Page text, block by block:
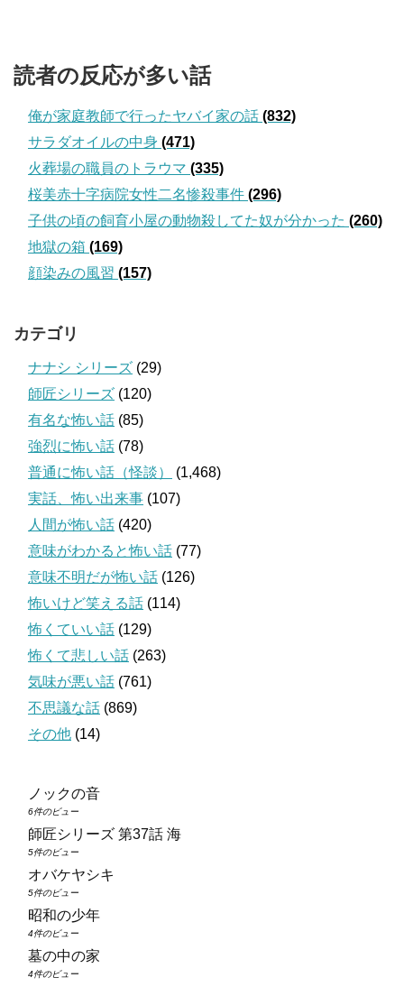
読者の反応が多い話
俺が家庭教師で行ったヤバイ家の話 (832)
サラダオイルの中身 (471)
火葬場の職員のトラウマ (335)
桜美赤十字病院女性二名惨殺事件 (296)
子供の頃の飼育小屋の動物殺してた奴が分かった (260)
地獄の箱 (169)
顔染みの風習 (157)
カテゴリ
ナナシ シリーズ (29)
師匠シリーズ (120)
有名な怖い話 (85)
強烈に怖い話 (78)
普通に怖い話（怪談）
(1,468)
実話、怖い出来事 (107)
人間が怖い話 (420)
意味がわかると怖い話 (77)
意味不明だが怖い話 (126)
怖いけど笑える話 (114)
怖くていい話 (129)
怖くて悲しい話 (263)
気味が悪い話 (761)
不思議な話 (869)
その他 (14)
ノックの音
6件のビュー
師匠シリーズ 第37話 海
5件のビュー
オバケヤシキ
5件のビュー
昭和の少年
4件のビュー
墓の中の家
4件のビュー